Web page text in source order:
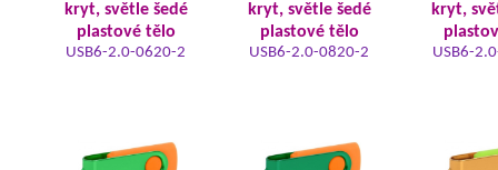
kryt, světle šedé
plastové tělo
USB6-2.0-0620-2
kryt, světle šedé
plastové tělo
USB6-2.0-0820-2
kryt,
USB6-